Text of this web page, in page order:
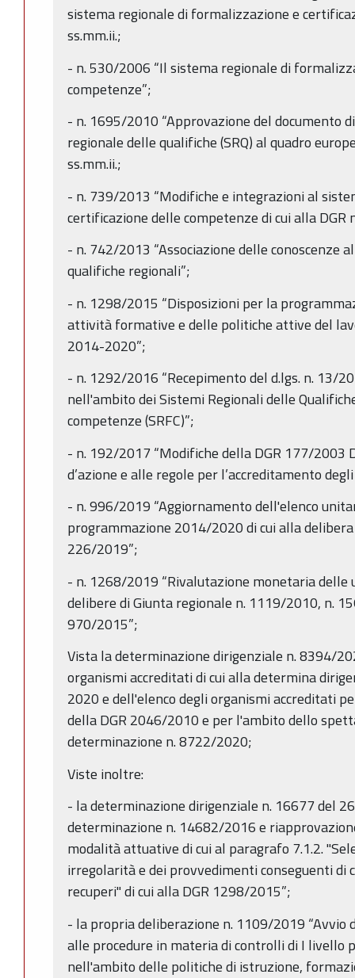
sistema regionale di formalizzazione e
ss.mm.ii.;
- n. 530/2006 “Il sistema regionale di
competenze”;
- n. 1695/2010 “Approvazione del documento
regionale delle qualifiche (SRQ) al quadro
ss.mm.ii.;
- n. 739/2013 “Modifiche e integrazioni al
certificazione delle competenze di cui alla DGR
- n. 742/2013 “Associazione delle conoscenze
qualifiche regionali”;
- n. 1298/2015 “Disposizioni per la
attività formative e delle politiche attive del
2014-2020”;
- n. 1292/2016 “Recepimento del d.lgs. n. 13/
nell'ambito dei Sistemi Regionali delle
competenze (SRFC)”;
- n. 192/2017 “Modifiche della DGR 177/
d’azione e alle regole per l’accreditamento
- n. 996/2019 “Aggiornamento dell'elenco
programmazione 2014/2020 di cui alla
226/2019”;
- n. 1268/2019 “Rivalutazione monetaria delle
delibere di Giunta regionale n. 1119/2010, n.
970/2015”;
Vista la determinazione dirigenziale n. 8394/
organismi accreditati di cui alla determina
2020 e dell'elenco degli organismi accreditati
della DGR 2046/2010 e per l'ambito dello
determinazione n. 8722/2020;
Viste inoltre:
- la determinazione dirigenziale n. 16677 del
determinazione n. 14682/2016 e
modalità attuative di cui al paragrafo 7.1.2.
irregolarità e dei provvedimenti conseguenti
recuperi" di cui alla DGR 1298/2015”;
- la propria deliberazione n. 1109/2019
alle procedure in materia di controlli di I
nell'ambito delle politiche di istruzione,